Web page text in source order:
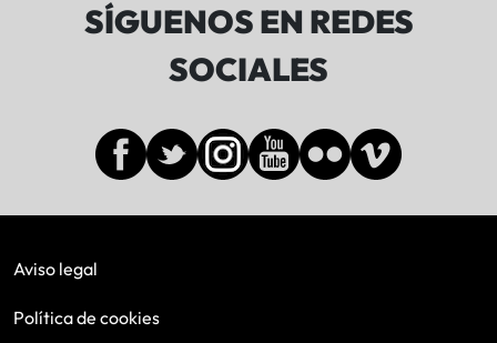
SÍGUENOS EN REDES
SOCIALES
Aviso legal
Política de cookies